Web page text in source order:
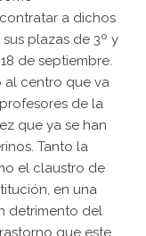
a dichos
plazas de 3º y
de septiembre.
al centro que va
de la
que ya se han
Tanto la
el claustro de
en una
detrimento del
que este